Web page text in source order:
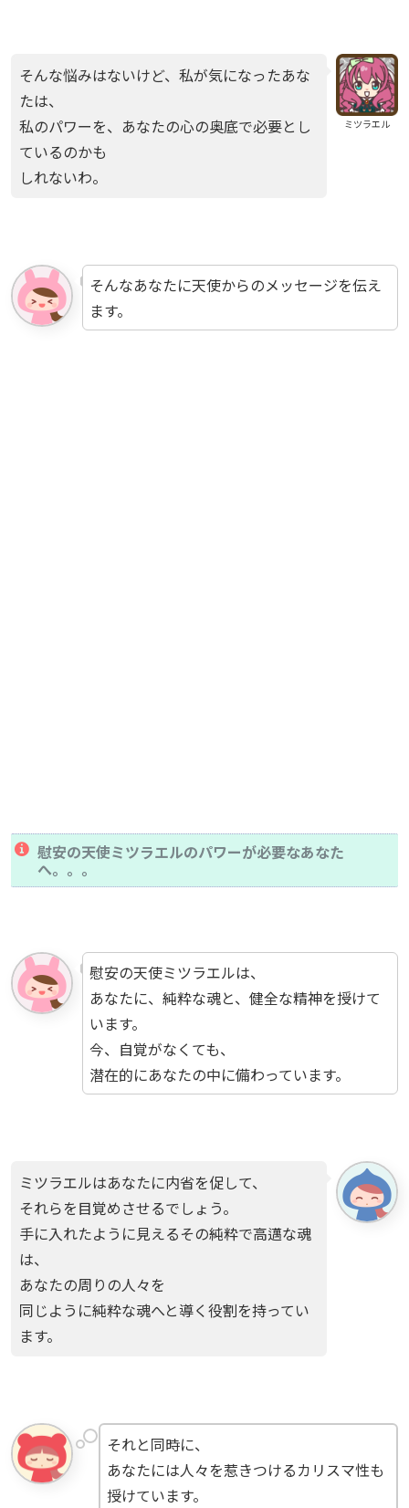
ミツラエル
そんな悩みはないけど、私が気になったあな
たは、
私のパワーを、あなたの心の奥底で必要とし
ているのかも
しれないわ。
そんなあなたに天使からのメッセージを伝え
ます。
慰安の天使ミツラエルのパワーが必要なあなた
へ。。。
慰安の天使ミツラエルは、
あなたに、純粋な魂と、健全な精神を授けて
います。
今、自覚がなくても、
潜在的にあなたの中に備わっています。
ミツラエルはあなたに内省を促して、
それらを目覚めさせるでしょう。
手に入れたように見えるその純粋で高邁な魂
は、
あなたの周りの人々を
同じように純粋な魂へと導く役割を持ってい
ます。
それと同時に、
あなたには人々を惹きつけるカリスマ性も
授けています。